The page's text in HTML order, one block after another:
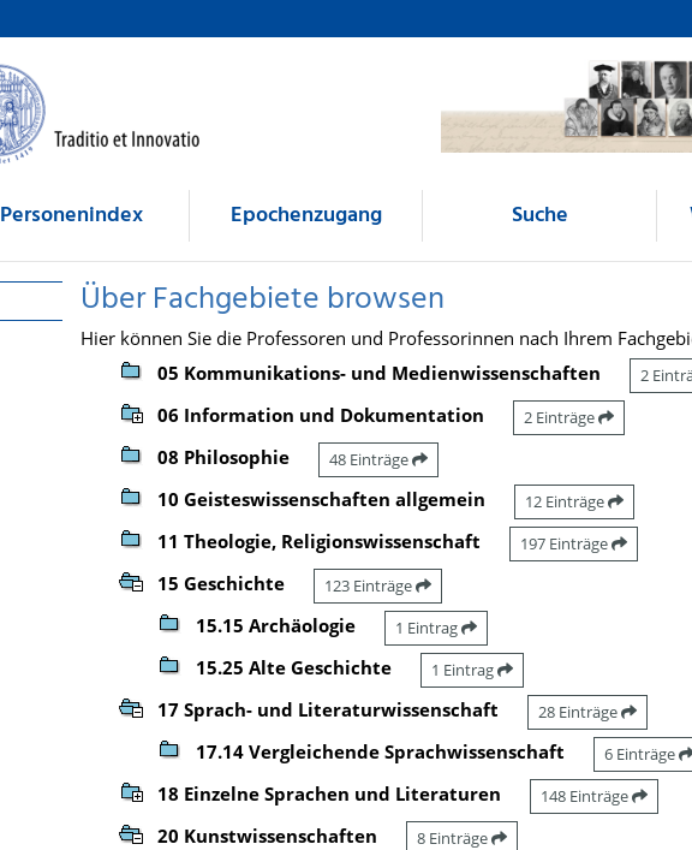
Personenindex Epochenzugang Suche
Über Fachgebiete browsen
Hier können Sie die Professoren und Professorinnen nach Ihrem
05 Kommunikations- und Medienwissenschaften
2
06 Information und Dokumentation 2 Einträge
08 Philosophie 48 Einträge
10 Geisteswissenschaften allgemein 12 Einträge
11 Theologie, Religionswissenschaft 197 Einträge
15 Geschichte 123 Einträge
15.15 Archäologie 1 Eintrag
15.25 Alte Geschichte 1 Eintrag
17 Sprach- und Literaturwissenschaft 28 Einträge
17.14 Vergleichende Sprachwissenschaft 6 Einträge
18 Einzelne Sprachen und Literaturen 148 Einträge
20 Kunstwissenschaften 8 Einträge